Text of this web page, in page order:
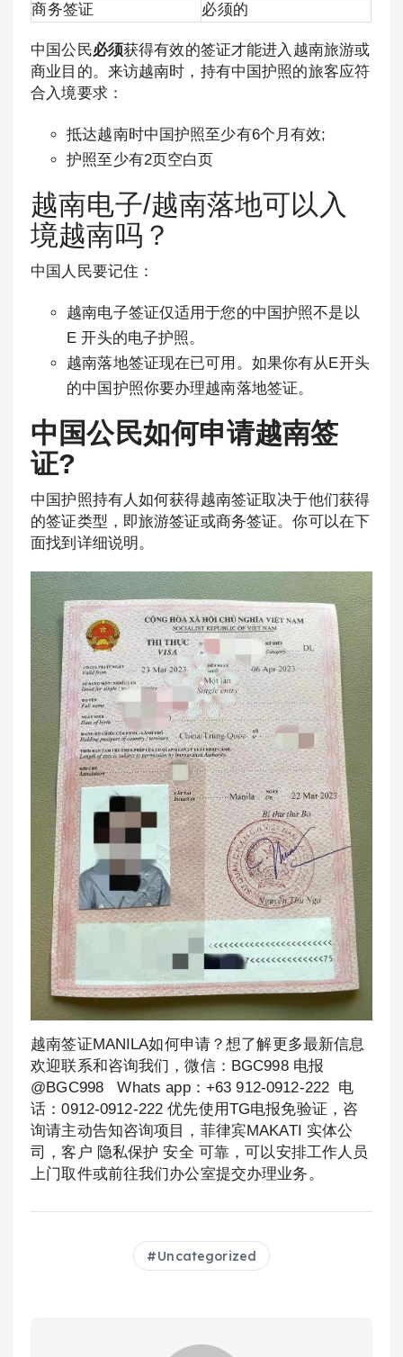
商务签证
必须的
中国公民必须获得有效的签证才能进入越南旅游或
商业目的。来访越南时，持有中国护照的旅客应符
合入境要求：
抵达越南时中国护照至少有6个月有效;
护照至少有2页空白页
越南电子/越南落地可以入
境越南吗？
中国人民要记住：
越南电子签证仅适用于您的中国护照不是以
E 开头的电子护照。
越南落地签证现在已可用。如果你有从E开头
的中国护照你要办理越南落地签证。
中国公民如何申请越南签
证?
中国护照持有人如何获得越南签证取决于他们获得
的签证类型，即旅游签证或商务签证。你可以在下
面找到详细说明。
越南签证MANILA如何申请？想了解更多最新信息
欢迎联系和咨询我们，微信：BGC998 电报
@BGC998 Whats app：+63 912-0912-222 电
话：0912-0912-222 优先使用TG电报免验证，咨
询请主动告知咨询项目，菲律宾MAKATI 实体公
司，客户 隐私保护 安全 可靠，可以安排工作人员
上门取件或前往我们办公室提交办理业务。
Uncategorized